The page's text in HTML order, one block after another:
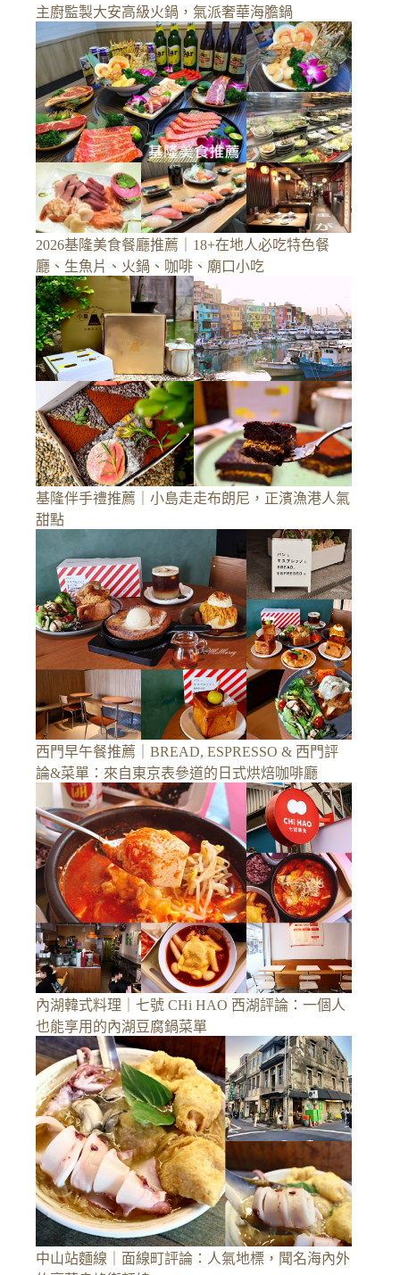
主廚監製大安高級火鍋，氣派奢華海膽鍋
2026基隆美食餐廳推薦｜18+在地人必吃特色餐
廳、生魚片、火鍋、咖啡、廟口小吃
基隆伴手禮推薦｜小島走走布朗尼，正濱漁港人氣
甜點
西門早午餐推薦｜BREAD, ESPRESSO & 西門評
論&菜單：來自東京表參道的日式烘焙咖啡廳
內湖韓式料理｜七號 CHi HAO 西湖評論：一個人
也能享用的內湖豆腐鍋菜單
中山站麵線｜面線町評論：人氣地標，聞名海內外